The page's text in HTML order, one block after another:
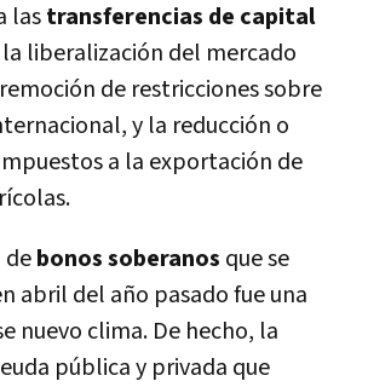
lastransferencias de capital
liberalización del mercado
de restricciones sobre
y la reducción o
a la exportación de
debonos soberanos que se
abril del año pasado fue una
nuevo clima. De hecho, la
pública y privada que